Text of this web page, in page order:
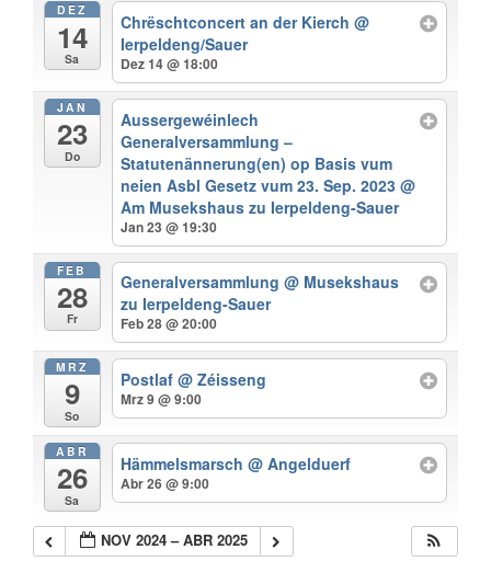
DEZ
14
Sa
Chrëschtconcert an der Kierch@
Ierpeldeng/Sauer
Dez 14 @ 18:00
JAN
23
Do
Aussergewéinlech
Generalversammlung –
Statutenännerung(en) op Basis vum
neien Asbl Gesetz vum 23. Sep. 2023@
Am Musekshaus zu Ierpeldeng-Sauer
Jan 23 @ 19:30
FEB
28
Fr
Generalversammlung@ Musekshaus
zu Ierpeldeng-Sauer
Feb 28 @ 20:00
MRZ
9
So
Postlaf@ Zéisseng
Mrz 9 @ 9:00
ABR
26
Sa
Hämmelsmarsch@ Angelduerf
Abr 26 @ 9:00
NOV 2024 – ABR 2025